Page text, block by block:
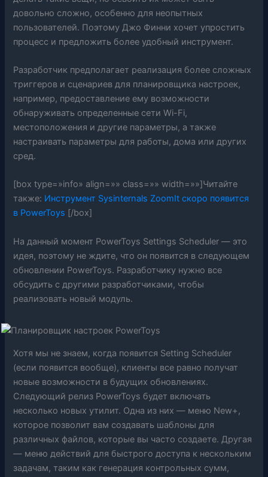
довольно сложно, особенно для неопытных
пользователей. Поэтому Джо Финни хочет упростить
процесс и предложить более удобный инструмент.
Разработчик предполагает реализация более сложных
триггеров и сценариев для планировщика настроек,
например, предоставление ему возможности
обнаруживать определенные сети Wi-Fi,
местоположения и другие параметры, а также
настраивать параметры для работы, дома или других
сред.
[box type=»info» align=»» class=»» width=»»]Читайте
также: Инструмент Sysinternals ZoomIt скоро появится
в PowerToys [/box]
На данный момент PowerToys Settings Scheduler — это
идея, поэтому не ждите, что он появится в следующем
обновлении PowerToys. Разработчику нужно все
обсудить с другими разработчиками, чтобы
реализовать новый модуль.
Хотя мы не знаем, когда появится Setting Scheduler
(если появится вообще), клиенты все равно получат
новые возможности в будущих обновлениях.
Следующий релиз PowerToys будет включать
несколько новых утилит. Одна из них — меню New+,
которое позволит вам создавать шаблоны для
различных файлов, которые вы часто создаете. Другая
— меню действий для быстрого доступа к нескольким
задачам, таким как генерация контрольных сумм,